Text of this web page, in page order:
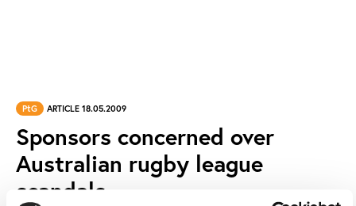
PtG ARTICLE 18.05.2009
Sponsors concerned over
Australian rugby league
scandals